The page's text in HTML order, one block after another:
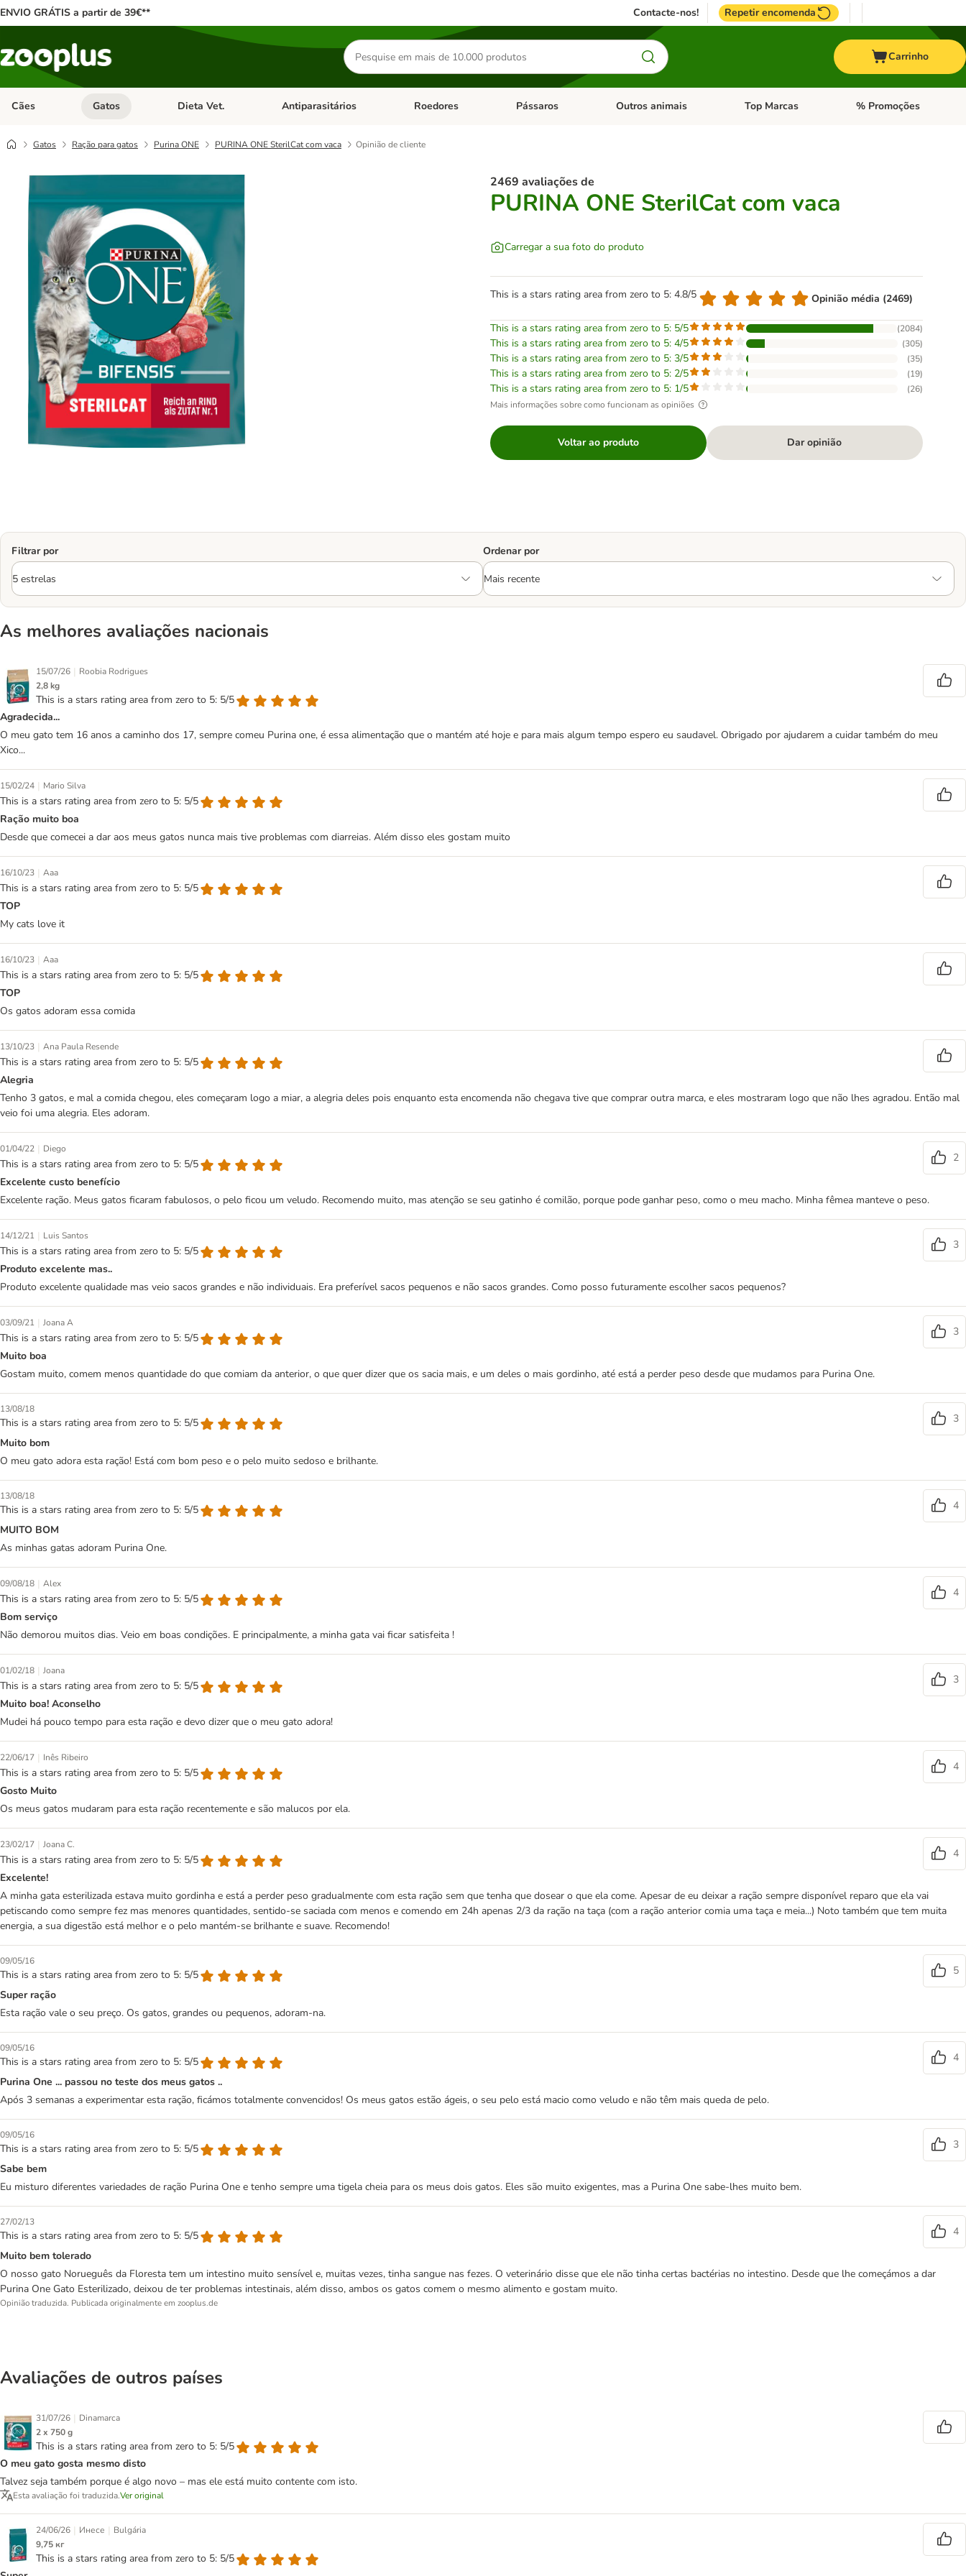
ENVIO GRÁTIS a partir de 39€** Contacte-nos! Repetir encomenda
Pesquisar
produtos
Carrinho
Cães Abrir menu de categoria: Cães
Gatos Abrir menu de categoria: Gatos
Dieta Vet. Abrir menu de categoria: Dieta Vet.
Antiparasitários Abrir menu de categoria: Antiparasitários
Roedores Abrir menu de categoria: Roedores
Pássaros Abrir menu de categoria: Pássaros
Outros animais Abrir menu de categoria: Outros animais
Top Marcas Abrir menu de categoria:
% Promoções
Gatos Ração para gatos Purina ONE PURINA ONE SterilCat com vaca Opinião de cliente
2469 avaliações de
PURINA ONE SterilCat com vaca
Carregar a sua foto do produto
This is a stars rating area from zero to 5: 4.8/5 Opinião média (2469)
This is a stars rating area from zero to 5: 5/5 (2084)
This is a stars rating area from zero to 5: 4/5 (305)
This is a stars rating area from zero to 5: 3/5 (35)
This is a stars rating area from zero to 5: 2/5 (19)
This is a stars rating area from zero to 5: 1/5 (26)
Mais informações sobre como funcionam as opiniões
Voltar ao produto Dar opinião
Filtrar por Ordenar por
As melhores avaliações nacionais
15/07/26 | Roobia Rodrigues
2,8 kg
This is a stars rating area from zero to 5: 5/5
Agradecida...
O meu gato tem 16 anos a caminho dos 17, sempre comeu Purina one, é essa alimentação que o mantém até hoje e para mais algum tempo espero eu saudavel. Obrigado por ajudarem a cuidar também do meu
Xico...
15/02/24 | Mario Silva
This is a stars rating area from zero to 5: 5/5
Ração muito boa
Desde que comecei a dar aos meus gatos nunca mais tive problemas com diarreias. Além disso eles gostam muito
16/10/23 | Aaa
This is a stars rating area from zero to 5: 5/5
TOP
My cats love it
16/10/23 | Aaa
This is a stars rating area from zero to 5: 5/5
TOP
Os gatos adoram essa comida
13/10/23 | Ana Paula Resende
This is a stars rating area from zero to 5: 5/5
Alegria
Tenho 3 gatos, e mal a comida chegou, eles começaram logo a miar, a alegria deles pois enquanto esta encomenda não chegava tive que comprar outra marca, e eles mostraram logo que não lhes agradou. Então mal
veio foi uma alegria. Eles adoram.
01/04/22 | Diego
This is a stars rating area from zero to 5: 5/5
2
Excelente custo benefício
Excelente ração. Meus gatos ficaram fabulosos, o pelo ficou um veludo. Recomendo muito, mas atenção se seu gatinho é comilão, porque pode ganhar peso, como o meu macho. Minha fêmea manteve o peso.
14/12/21 | Luis Santos
This is a stars rating area from zero to 5: 5/5
3
Produto excelente mas..
Produto excelente qualidade mas veio sacos grandes e não individuais. Era preferível sacos pequenos e não sacos grandes. Como posso futuramente escolher sacos pequenos?
03/09/21 | Joana A
This is a stars rating area from zero to 5: 5/5
3
Muito boa
Gostam muito, comem menos quantidade do que comiam da anterior, o que quer dizer que os sacia mais, e um deles o mais gordinho, até está a perder peso desde que mudamos para Purina One.
13/08/18
This is a stars rating area from zero to 5: 5/5
3
Muito bom
O meu gato adora esta ração! Está com bom peso e o pelo muito sedoso e brilhante.
13/08/18
This is a stars rating area from zero to 5: 5/5
4
MUITO BOM
As minhas gatas adoram Purina One.
09/08/18 | Alex
This is a stars rating area from zero to 5: 5/5
4
Bom serviço
Não demorou muitos dias. Veio em boas condições. E principalmente, a minha gata vai ficar satisfeita !
01/02/18 | Joana
This is a stars rating area from zero to 5: 5/5
3
Muito boa! Aconselho
Mudei há pouco tempo para esta ração e devo dizer que o meu gato adora!
22/06/17 | Inês Ribeiro
This is a stars rating area from zero to 5: 5/5
4
Gosto Muito
Os meus gatos mudaram para esta ração recentemente e são malucos por ela.
23/02/17 | Joana C.
This is a stars rating area from zero to 5: 5/5
4
Excelente!
A minha gata esterilizada estava muito gordinha e está a perder peso gradualmente com esta ração sem que tenha que dosear o que ela come. Apesar de eu deixar a ração sempre disponível reparo que ela vai
petiscando como sempre fez mas menores quantidades, sentido-se saciada com menos e comendo em 24h apenas 2/3 da ração na taça (com a ração anterior comia uma taça e meia...) Noto também que tem muita
energia, a sua digestão está melhor e o pelo mantém-se brilhante e suave. Recomendo!
09/05/16
This is a stars rating area from zero to 5: 5/5
5
Super ração
Esta ração vale o seu preço. Os gatos, grandes ou pequenos, adoram-na.
09/05/16
This is a stars rating area from zero to 5: 5/5
4
Purina One ... passou no teste dos meus gatos ..
Após 3 semanas a experimentar esta ração, ficámos totalmente convencidos! Os meus gatos estão ágeis, o seu pelo está macio como veludo e não têm mais queda de pelo.
09/05/16
This is a stars rating area from zero to 5: 5/5
3
Sabe bem
Eu misturo diferentes variedades de ração Purina One e tenho sempre uma tigela cheia para os meus dois gatos. Eles são muito exigentes, mas a Purina One sabe-lhes muito bem.
27/02/13
This is a stars rating area from zero to 5: 5/5
4
Muito bem tolerado
O nosso gato Norueguês da Floresta tem um intestino muito sensível e, muitas vezes, tinha sangue nas fezes. O veterinário disse que ele não tinha certas bactérias no intestino. Desde que lhe começámos a dar
Purina One Gato Esterilizado, deixou de ter problemas intestinais, além disso, ambos os gatos comem o mesmo alimento e gostam muito.
Opinião traduzida. Publicada originalmente em zooplus.de
Avaliações de outros países
31/07/26 | Dinamarca
2 x 750 g
This is a stars rating area from zero to 5: 5/5
O meu gato gosta mesmo disto
Talvez seja também porque é algo novo – mas ele está muito contente com isto.
Esta avaliação foi traduzida.Ver original
24/06/26 | Инесе | Bulgária
9,75 кг
This is a stars rating area from zero to 5: 5/5